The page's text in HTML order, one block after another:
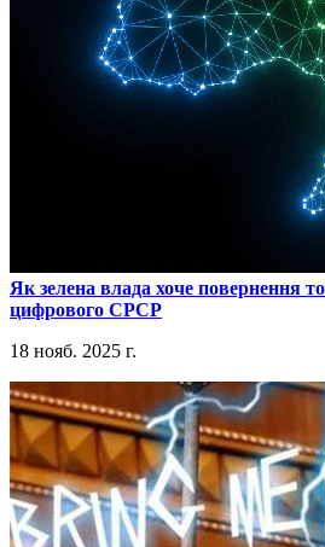
​Як зелена влада хоче повернення
цифрового СРСР
18 нояб. 2025 г.